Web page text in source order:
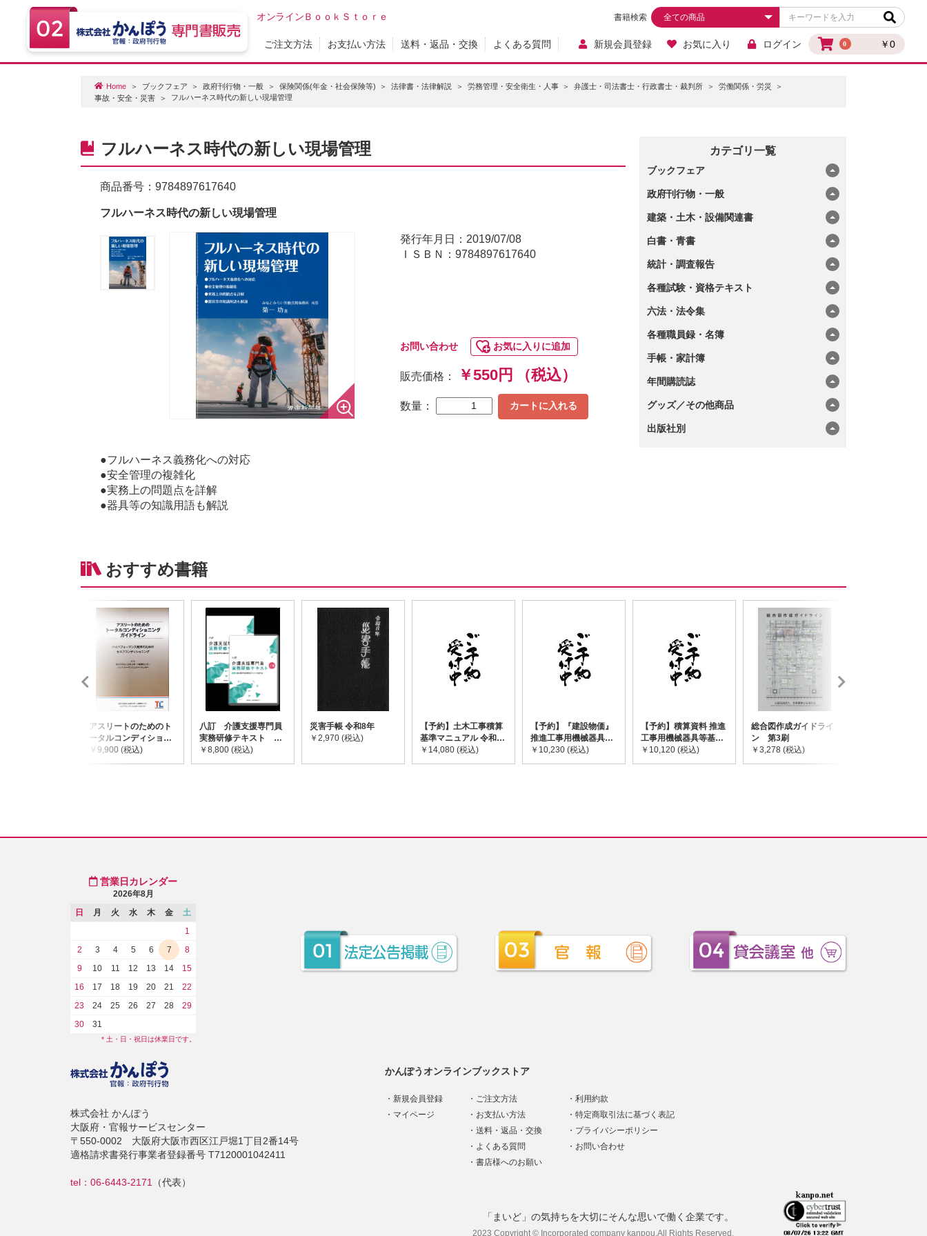
オンラインＢｏｏｋＳｔｏｒｅ
0 ￥0
書籍検索
ご注文方法 お支払い方法 送料・返品・交換 よくある質問 新規会員登録 お気に入り ログイン
Home ブックフェア 政府刊行物・一般 保険関係(年金・社会保険等) 法律書・法律解説 労務管理・安全衛生・人事 弁護士・司法書士・行政書士・裁判所
労働関係・労災
事故・安全・災害
フルハーネス時代の新しい現場管理
カテゴリ一覧
ブックフェア
政府刊行物・一般
建築・土木・設備関連書
白書・青書
統計・調査報告
各種試験・資格テキスト
六法・法令集
各種職員録・名簿
手帳・家計簿
年間購読誌
グッズ／その他商品
出版社別
フルハーネス時代の新しい現場管理
商品番号： 9784897617640
フルハーネス時代の新しい現場管理
発行年月日：2019/07/08
ＩＳＢＮ：9784897617640
お問い合わせ お気に入りに追加
販売価格： ￥550円 （税込）
数量： カートに入れる
●フルハーネス義務化への対応
●安全管理の複雑化
●実務上の問題点を詳解
●器具等の知識用語も解説
おすすめ書籍
アスリートのためのト
ータルコンディショニ
ングガイドライン
￥9,900 (税込)
八訂 介護支援専門員
実務研修テキスト
(上・下巻/分売不可)
￥8,800 (税込)
災害手帳 令和8年
￥2,970 (税込)
【予約】土木工事積算
基準マニュアル 令和8
年度版 ※2026年8月
下旬発売予定
￥14,080 (税込)
【予約】『建設物価』
推進工事用機械器具等
基礎価格表 2026年度
版 ※2026/8/31発売予
￥10,230 (税込)
【予約】積算資料 推進
工事用機械器具等基礎
価格表 2026年度版
※2026/8/31発売予定
￥10,120 (税込)
総合図作成ガイドライ
ン 第3刷
￥3,278 (税込)
かんぽうオンラインブックストア
新規会員登録
マイページ
ご注文方法
お支払い方法
送料・返品・交換
よくある質問
書店様へのお願い
利用約款
特定商取引法に基づく表記
プライバシーポリシー
お問い合わせ
営業日カレンダー
2026年8月
日
月 火 水 木 金
土
1
2
3 4 5 6 7
8
9
10 11 12 13 14
15
16
17 18 19 20 21
22
23
24 25 26 27 28
29
30
31
* 土・日・祝日は休業日です。
株式会社 かんぽう
大阪府・官報サービスセンター
〒550-0002 大阪府大阪市西区江戸堀1丁目2番14号
適格請求書発行事業者登録番号 T7120001042411
tel：06-6443-2171 （代表）
「まいど」の気持ちを大切にそんな思いで働く企業です。
2023 Copyright © Incorporated company kanpou.All Rights Reserved.